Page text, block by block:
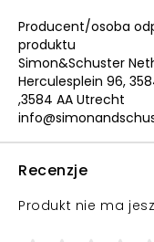
Producent/osoba
produktu
Simon&Schuster
Herculesplein 96,
,3584 AA Utrecht
Recenzje
Produkt nie ma